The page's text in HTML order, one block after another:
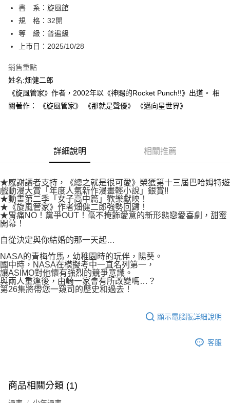
３．安心：先確認商品／服務後，再付款。
【「AFTEE先享後付」結帳流程】
１．於結帳方式選擇「AFTEE先享後付」後，將跳轉至「AFTEE先享後付」
結帳頁面，進行簡訊認證並確認金額後，即可完成結帳。
２．訂單成立數日內，您將收到繳費通知簡訊。
ATM／網路銀行／等多元方式進行付款，方視為交易完成。
※ 請注意：結帳手續完成當下不需立刻繳費，但若您需要取消訂單，請聯絡
購買商品的店家。未經商家同意取消之訂單仍視為有效，需透過AFTEE先享
後付繳納相關費用。
※ 交易是否成功請以「AFTEE先享後付 」之結帳頁面顯示為準，若有關於
１．透過由恩沛科技股份有限公司提供之「AFTEE先享後付」服務完成之交
易，需依本服務之必要範圍內提供個人資料，並將交易相關給付款項請求債
２．關於個人資料處理事宜，請瀏覽以下網址：
https://aftee.tw/terms/#terms3
３．未成年的使用者請事先徵得法定代理人或監護人之同意方可使用
「AFTEE先享後付」，若未經同意申辦者引起之損失，本公司不負相關責
任。
４．使用「AFTEE先享後付」時，將依據個別帳號之用戶狀況，依本公司即
時審查核予不同之上限額度；若仍有額度不足之情形，本公司將視審查結果
請求用戶進行身份認證。
５．嚴禁一人註冊多個帳號或使用他人資訊註冊。若發現惡意使用之情形，
恩沛科技股份有限公司將有權停止該用戶之使用額度並採取法律行動。
全家取貨付款
每筆NT$80，滿NT$500(含以上)免運費
付款後全家取貨
每筆NT$80，滿NT$500(含以上)免運費
付款後萊爾富取貨
每筆NT$80，滿NT$500(含以上)免運費
每筆NT$80，滿NT$500(含以上)免運費
宅配
每筆NT$100，滿NT$800(含以上)免運費
國家/地區配送
書 系：旋風館
規 格：32開
等 級：普遍級
上市日：2025/10/28
銷售重點
姓名:畑健二郎
《旋風管家》作者，2002年以《神賜的Rocket Punch!!》出道。 相
關著作： 《旋風管家》 《那就是聲優》 《邁向星世界》
詳細說明 相關推薦
★感謝讀者支持，《總之就是很可愛》榮獲第十三屆巴哈姆特遊
戲動漫大賞「年度人氣新作漫畫輕小說」銀賞!!
★動畫第二季「女子高中篇」歡樂獻映！
★《旋風管家》作者畑健二郎強勢回歸！
★胃痛NO！黨爭OUT！毫不掩飾愛意的新形態戀愛喜劇，甜蜜
開幕！
自從決定與你結婚的那一天起…
NASA的青梅竹馬，幼稚園時的玩伴，陽葵。
國中時，NASA在模擬考中一直名列第一，
讓ASIMO對他懷有強烈的競爭意識。
與兩人重逢後，由崎一家會有所改變嗎…？
第26集將帶您一窺司的歷史和過去！
顯示電腦版詳細說明
客服
商品相關分類 (1)